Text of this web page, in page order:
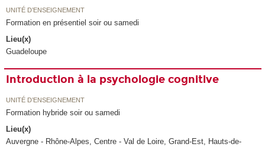
UNITÉ D’ENSEIGNEMENT
Formation en présentiel soir ou samedi
Lieu(x)
Guadeloupe
Introduction à la psychologie cognitive
UNITÉ D’ENSEIGNEMENT
Formation hybride soir ou samedi
Lieu(x)
Auvergne - Rhône-Alpes, Centre - Val de Loire, Grand-Est, Hauts-de-